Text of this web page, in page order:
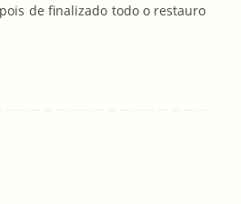
de finalizado todo o restauro